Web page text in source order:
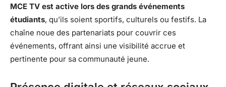
MCE TV est active lors des grands événements
étudiants, qu’ils soient sportifs, culturels ou festifs. La
chaîne noue des partenariats pour couvrir ces
événements, offrant ainsi une visibilité accrue et
pertinente pour sa communauté jeune.